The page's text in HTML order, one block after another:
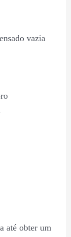
vazia
até obter um